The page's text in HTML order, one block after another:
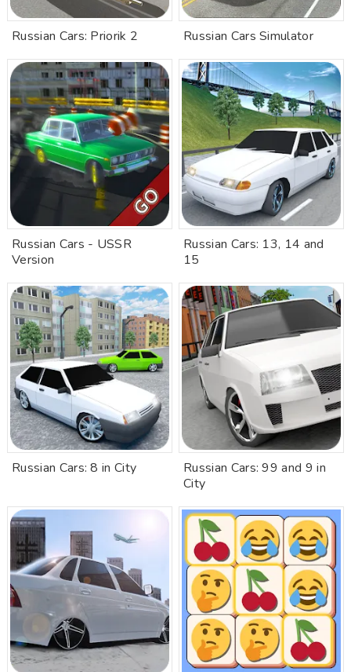
Russian Cars: Priorik 2 Russian Cars Simulator
Russian Cars - USSR
Version
Russian Cars: 13, 14 and
15
Russian Cars: 8 in City
Russian Cars: 99 and 9 in
City